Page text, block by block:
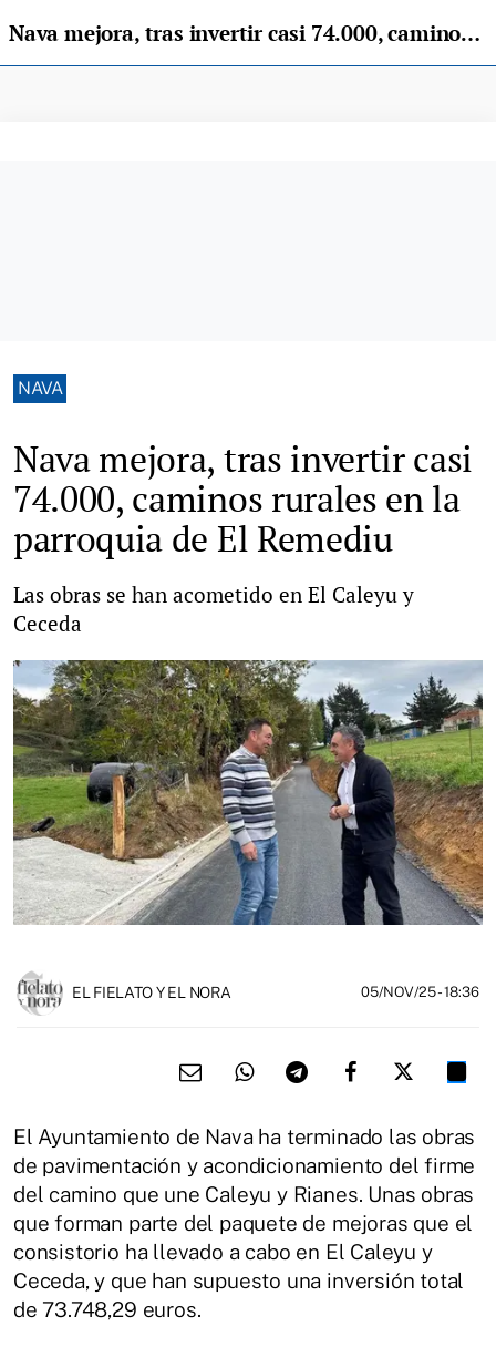
Nava mejora, tras invertir casi 74.000, caminos rurales en la parroquia de El Remediu
NAVA
Nava mejora, tras invertir casi
74.000, caminos rurales en la
parroquia de El Remediu
Las obras se han acometido en El Caleyu y
Ceceda
EL FIELATO Y EL NORA 05/NOV/25- 18:36
El Ayuntamiento de Nava ha terminado las obras
de pavimentación y acondicionamiento del firme
del camino que une Caleyu y Rianes. Unas obras
que forman parte del paquete de mejoras que el
consistorio ha llevado a cabo en El Caleyu y
Ceceda, y que han supuesto una inversión total
de 73.748,29 euros.